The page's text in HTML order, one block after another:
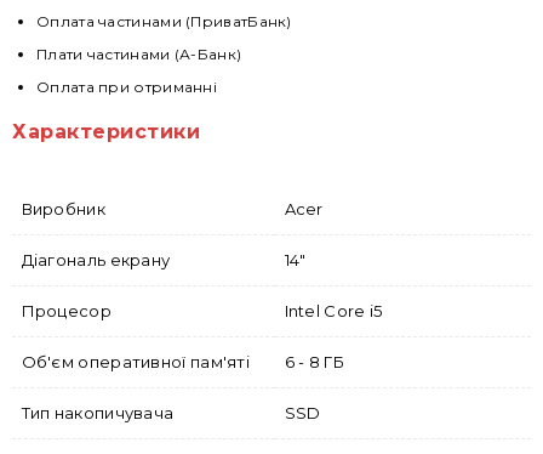
Оплата частинами (ПриватБанк)
Плати частинами (А-Банк)
Оплата при отриманні
Характеристики
Виробник Acer
Діагональ екрану 14"
Процесор Intel Core i5
Об'єм оперативної пам'яті 6 - 8 ГБ
Тип накопичувача SSD